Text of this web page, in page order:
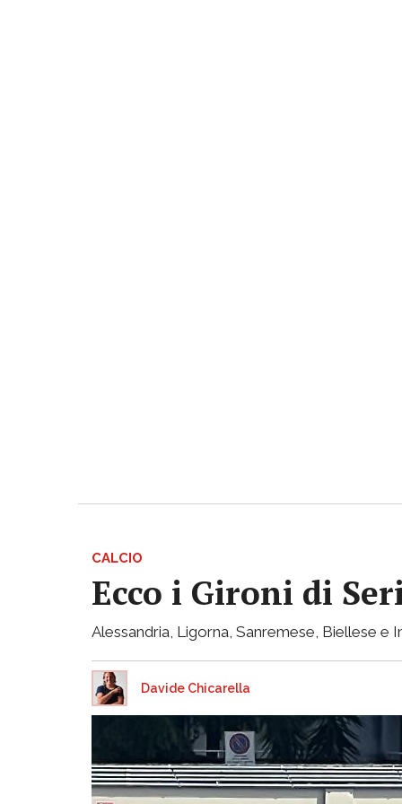
CALCIO
Ecco i Gironi di
Alessandria, Ligorna, Sanremese, Biellese e
Davide Chicarella